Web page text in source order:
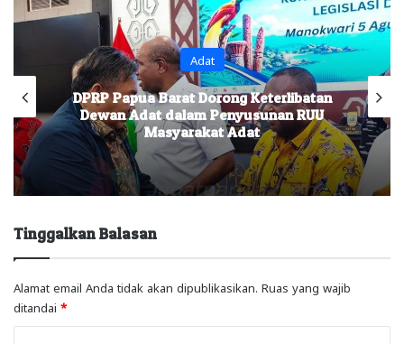
Adat
DPRP Papua Barat Dorong Keterlibatan
Dewan Adat dalam Penyusunan RUU
Masyarakat Adat
Tinggalkan Balasan
Alamat email Anda tidak akan dipublikasikan. Ruas yang wajib
ditandai *